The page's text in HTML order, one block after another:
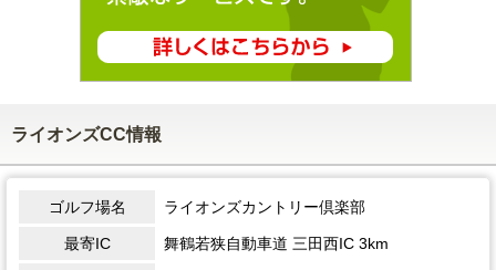
ライオンズCC情報
ゴルフ場名 ライオンズカントリー倶楽部
最寄IC 舞鶴若狭自動車道 三田西IC 3km